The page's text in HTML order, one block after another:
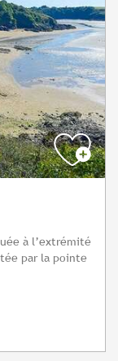
à l’extrémité
par la pointe